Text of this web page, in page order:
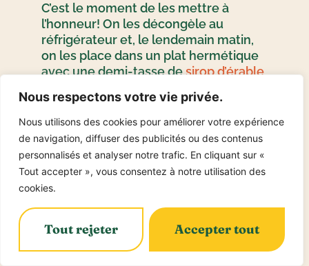
Nous respectons votre vie privée.
Nous utilisons des cookies pour améliorer votre expérience
de navigation, diffuser des publicités ou des contenus
personnalisés et analyser notre trafic. En cliquant sur «
Tout accepter », vous consentez à notre utilisation des
cookies.
Tout rejeter Accepter tout
C’est le moment de les mettre à
l’honneur! On les décongèle au
réfrigérateur et, le lendemain matin,
on les place dans un plat hermétique
avec une demi-tasse desirop d’érable
légèrement écrasées, une demi-tasse
de sauce chili et une demi-tasse de
vinaigre de vin blanc.
Le soir venu, on lance la fête! Une fois
le barbecue préchauffé et la grille
huilée, on y envoie caraméliser les
pilons pour une vingtaine de minutes
en les retournant régulièrement, et
(surtout!) en les badigeonnant tout